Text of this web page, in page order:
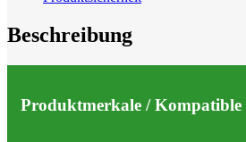
3er
Pack
für
Beschreibung
Produktmerkale / Kompatible